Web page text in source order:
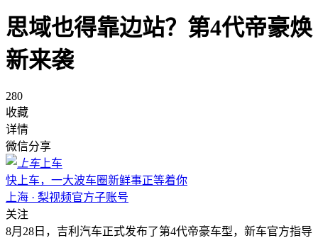
思域也得靠边站？第4代帝豪焕
新来袭
280
收藏
详情
微信分享
上车
快上车，一大波车圈新鲜事正等着你
上海 · 梨视频官方子账号
关注
8月28日，吉利汽车正式发布了第4代帝豪车型，新车官方指导